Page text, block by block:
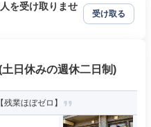
を受け取りませ
受け取る
日休みの週休二日制)
業ほぼゼロ】